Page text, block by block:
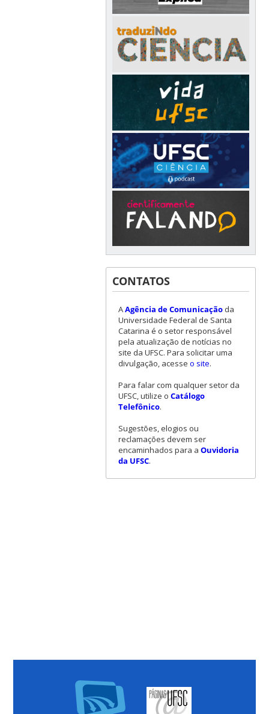
CONTATOS
AAgência de Comunicaçãoda
Universidade Federal de Santa
Catarina é o setor responsável
pela atualização de notícias no
site da UFSC. Para solicitar uma
divulgação, acesse o site.
Para falar com qualquer setor da
UFSC, utilize o Catálogo
Telefônico.
Sugestões, elogios ou
reclamações devem ser
encaminhados para a Ouvidoria
da UFSC.